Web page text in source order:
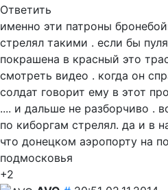
Ответить
именно эти патроны
стрелял такими . если бы
покрашена в красный это
смотреть видео . когда он
солдат говорит ему в этот
.... и дальше не разборчиво .
по киборгам стрелял. да и в
что донецком аэропорту на
подмосковья
+2